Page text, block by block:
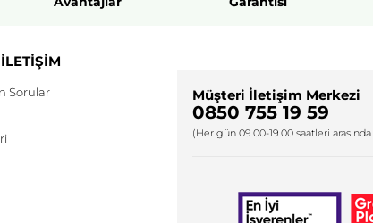
Sorular
Müşteri İletişim Merkezi
0850 755 19 59
(Her gün 09.00-19.00 saatleri